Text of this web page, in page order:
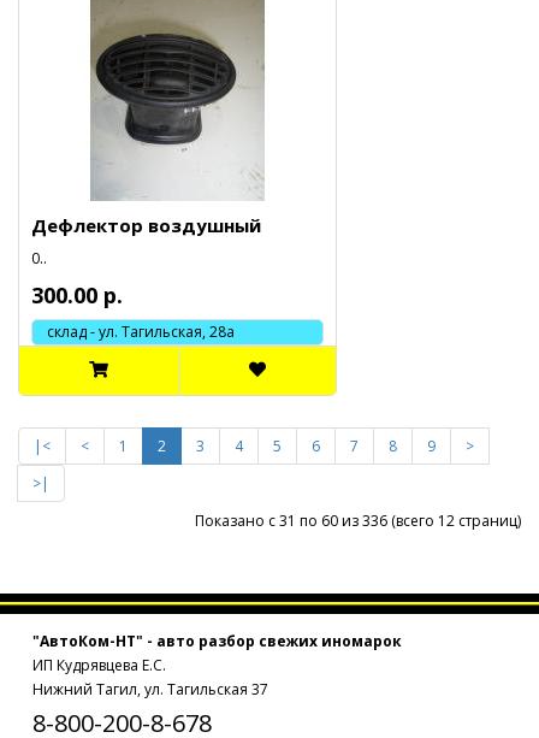
Дефлектор воздушный
0..
300.00 р.
склад - ул. Тагильская, 28а
|< < 1 2 3 4 5 6 7 8 9
>
>|
Показано с 31 по 60 из 336 (всего 12 страниц)
"АвтоКом-НТ" - авто разбор свежих иномарок
ИП Кудрявцева Е.С.
Нижний Тагил, ул. Тагильская 37
8-800-200-8-678